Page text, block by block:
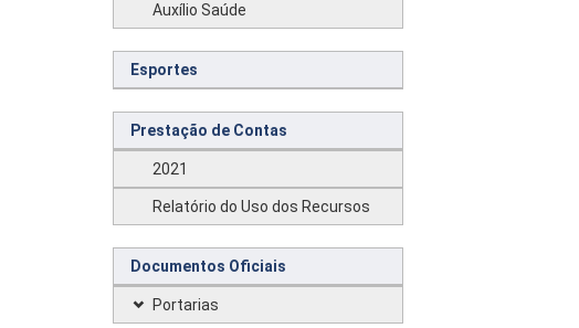
Auxílio Saúde
Esportes
Prestação de Contas
2021
Relatório do Uso dos Recursos
Documentos Oficiais
Portarias